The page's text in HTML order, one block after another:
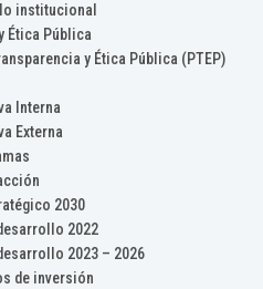
institucional
Ética Pública
y Ética Pública (PTEP)
Interna
Externa
2030
2022
2023 – 2026
de inversión